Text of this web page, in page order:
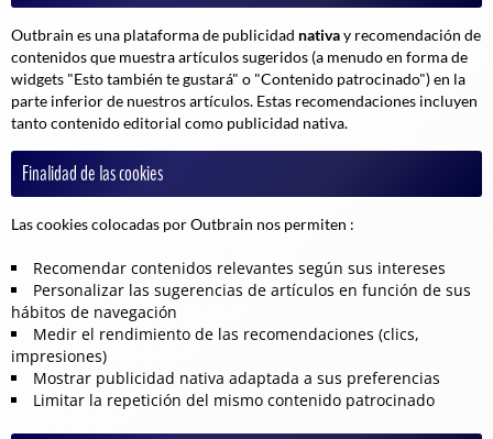
Outbrain es una plataforma de publicidad nativay recomendación de
contenidos que muestra artículos sugeridos (a menudo en forma de
widgets "Esto también te gustará" o "Contenido patrocinado") en la
parte inferior de nuestros artículos. Estas recomendaciones incluyen
tanto contenido editorial como publicidad nativa.
Finalidad de las cookies
Las cookies colocadas por Outbrain nos permiten :
Recomendar contenidos relevantes según sus intereses
Personalizar las sugerencias de artículos en función de sus
hábitos de navegación
Medir el rendimiento de las recomendaciones (clics,
impresiones)
Mostrar publicidad nativa adaptada a sus preferencias
Limitar la repetición del mismo contenido patrocinado